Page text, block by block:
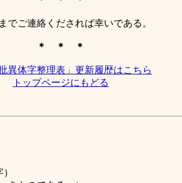
ご連絡くだされば幸いである。
＊ ＊ ＊
批異体字整理表」更新履歴はこちら
トップページにもどる